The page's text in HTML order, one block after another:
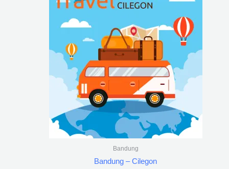
Bandung
Bandung – Cilegon